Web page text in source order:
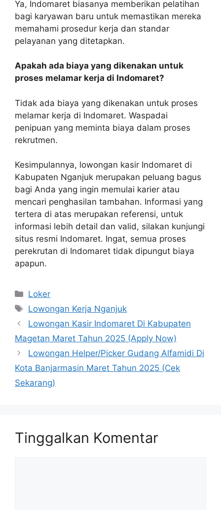
Ya, Indomaret biasanya memberikan pelatihan
bagi karyawan baru untuk memastikan mereka
memahami prosedur kerja dan standar
pelayanan yang ditetapkan.
Apakah ada biaya yang dikenakan untuk
proses melamar kerja di Indomaret?
Tidak ada biaya yang dikenakan untuk proses
melamar kerja di Indomaret. Waspadai
penipuan yang meminta biaya dalam proses
rekrutmen.
Kesimpulannya, lowongan kasir Indomaret di
Kabupaten Nganjuk merupakan peluang bagus
bagi Anda yang ingin memulai karier atau
mencari penghasilan tambahan. Informasi yang
tertera di atas merupakan referensi, untuk
informasi lebih detail dan valid, silakan kunjungi
situs resmi Indomaret. Ingat, semua proses
perekrutan di Indomaret tidak dipungut biaya
apapun.
Kategori
Loker
Tag
Lowongan Kerja Nganjuk
Lowongan Kasir Indomaret Di Kabupaten
Magetan Maret Tahun 2025 (Apply Now)
Lowongan Helper/Picker Gudang Alfamidi Di
Kota Banjarmasin Maret Tahun 2025 (Cek
Sekarang)
Tinggalkan Komentar